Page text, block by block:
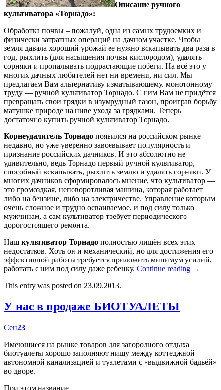
Описание ручного
культиватора «Торнадо»:
Обработка почвы – пожалуй, одна из самых трудоемких и
физически затратных операций на дачном участке. Чтобы
земля давала хороший урожай ее нужно вскапывать два раза в
год, рыхлить (для насыщения почвы кислородом), удалять
сорняки и пропалывать подрастающие побеги. На всё это у
многих дачных любителей нет ни времени, ни сил. Мы
предлагаем Вам альтернативу изматывающему, монотонному
труду — ручной культиватор Торнадо. С ним Вам не придётся
превращать свои грядки в изумрудный газон, проиграв борьбу
матушке природе на ниве ухода за грядками. Теперь
достаточно купить ручной культиватор Торнадо.
Корнеудалитель Торнадо появился на российском рынке
недавно, но уже уверенно завоевывает популярность и
признание российских дачников. И это абсолютно не
удивительно, ведь Торнадо первый ручной культиватор,
способный вскапывать, рыхлить землю и удалять сорняки. У
многих дачников сформировалось мнение, что культиватор —
это громоздкая, неповоротливая машина, которая работает
либо на бензине, либо на электричестве. Управление которым
очень сложное и трудно осваиваемое, и под силу только
мужчинам, а сам культиватор требует периодического
дорогостоящего ремонта.
Наш культиватор Торнадо полностью лишён всех этих
недостатков. Хоть он и механический, но для достижения его
эффективной работы требуется приложить минимум усилий,
работать с ним под силу даже ребенку. Continue reading →
This entry was posted on 23.09.2013.
У нас в продаже БИОТУАЛЕТЫ
Сен23
Имеющиеся на рынке товаров для загородного отдыха
биотуалеты хорошо заполняют нишу между коттеджной
автономной канализацией и туалетами с «выдвижной бадьёй»
во дворе.
При этом название